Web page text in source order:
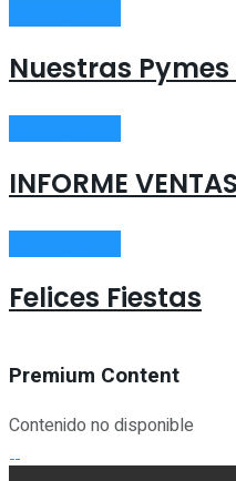
Nuestras
INFORME
Felices Fiestas
Premium Content
Contenido no disponible